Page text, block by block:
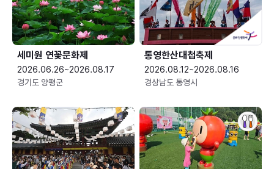
세미원 연꽃문화제
2026.06.26~2026.08.17
경기도 양평군
통영한산대첩축제
2026.08.12~2026.08.16
경상남도 통영시